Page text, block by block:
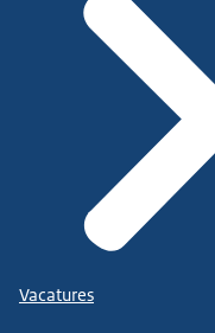
Vacatures